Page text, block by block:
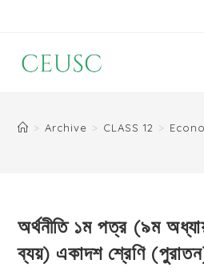
> Archive > CLASS 12 >
অর্থনীতি ১ম পত্র (৯ম
ব্যয়) একাদশ শ্রেণি